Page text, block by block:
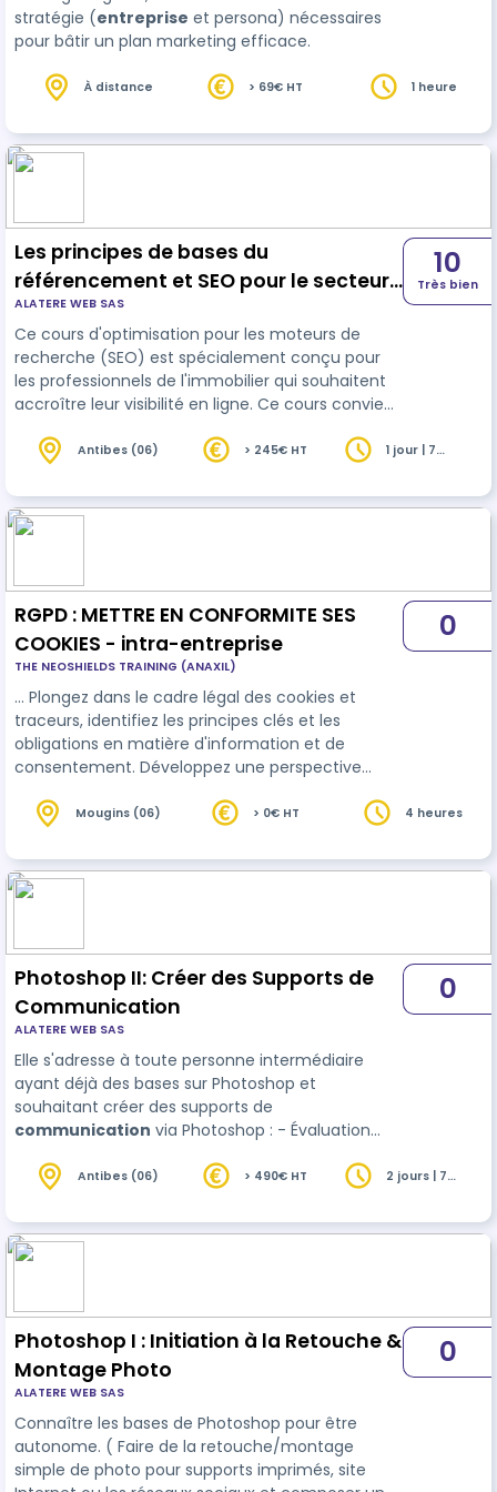
stratégie (entreprise et persona) nécessaires
pour bâtir un plan marketing efficace.
À distance > 69€ HT 1 heure
Les principes de bases du
référencement et SEO pour le secteur
de l'immobilier - niveau débutant
ALATERE WEB SAS
Ce cours d'optimisation pour les moteurs de
recherche (SEO) est spécialement conçu pour
les professionnels de l'immobilier qui souhaitent
accroître leur visibilité en ligne. Ce cours convient
vise à transformer votre site web en un outil de
prospects et, par conséquent, augmenter le
chiffre d'affaires de votre agence immobilière.
10
Très bien
Antibes (06) > 245€ HT
1 jour | 7
RGPD : METTRE EN CONFORMITE SES
COOKIES - intra-entreprise
THE NEOSHIELDS TRAINING (ANAXIL)
… Plongez dans le cadre légal des cookies et
traceurs, identifiez les principes clés et les
obligations en matière d'information et de
consentement. Développez une perspective
cookies dans un contextemarketing
tout en
Équipez vous d'outils essentiels pour une mise en
conformité durable et efficace en matière de
0
Mougins (06) > 0€ HT 4 heures
Photoshop II: Créer des Supports de
Communication
ALATERE WEB SAS
Elle s'adresse à toute personne intermédiaire
ayant déjà des bases sur Photoshop et
souhaitant créer des supports de
communication via Photoshop : - Évaluation
et lacunes de chaque stagiaire. - Évaluation
exercices de mise en application) : contrôle de
l’acquisition des notion…
0
Antibes (06) > 490€ HT
2 jours | 7
Photoshop I : Initiation à la Retouche &
Montage Photo
ALATERE WEB SAS
Connaître les bases de Photoshop pour être
autonome. ( Faire de la retouche/montage
simple de photo pour supports imprimés, site
0